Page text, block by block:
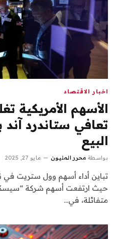
اخبار الاقتصاد
الأسهم الأمريكية
تعافي ستاندرد
البيع
بواسطة محرر المليون مايو 27, 2025
تباين أداء أسهم وول ستريت في
حيث ارتفعت أسهم شركة
متفائلة، في…